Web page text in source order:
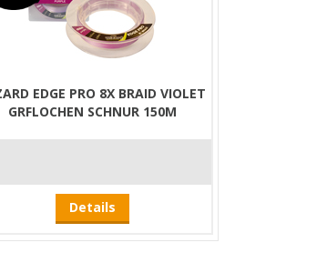
EDGE PRO 8X BRAID VIOLET
GRFLOCHEN SCHNUR 150M
Details